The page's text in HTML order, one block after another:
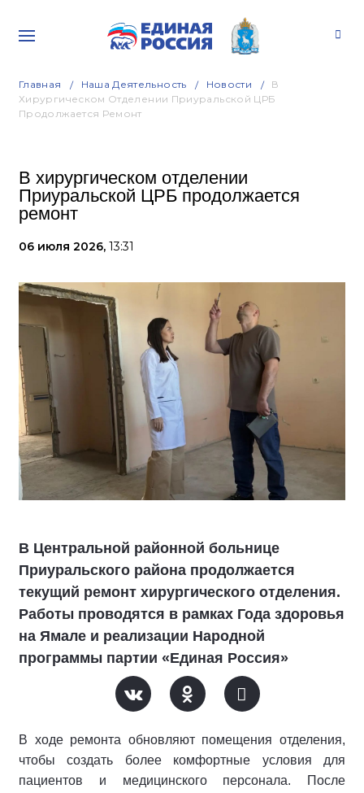
Главная Наша Деятельность Новости
В
Хирургическом Отделении Приуральской ЦРБ
Продолжается Ремонт
В хирургическом отделении
Приуральской ЦРБ продолжается
ремонт
06 июля 2026, 13:31
В Центральной районной больнице
Приуральского района продолжается
текущий ремонт хирургического отделения.
Работы проводятся в рамках Года здоровья
на Ямале и реализации Народной
программы партии «Единая Россия»
В ходе ремонта обновляют помещения отделения,
чтобы создать более комфортные условия для
пациентов и медицинского персонала. После